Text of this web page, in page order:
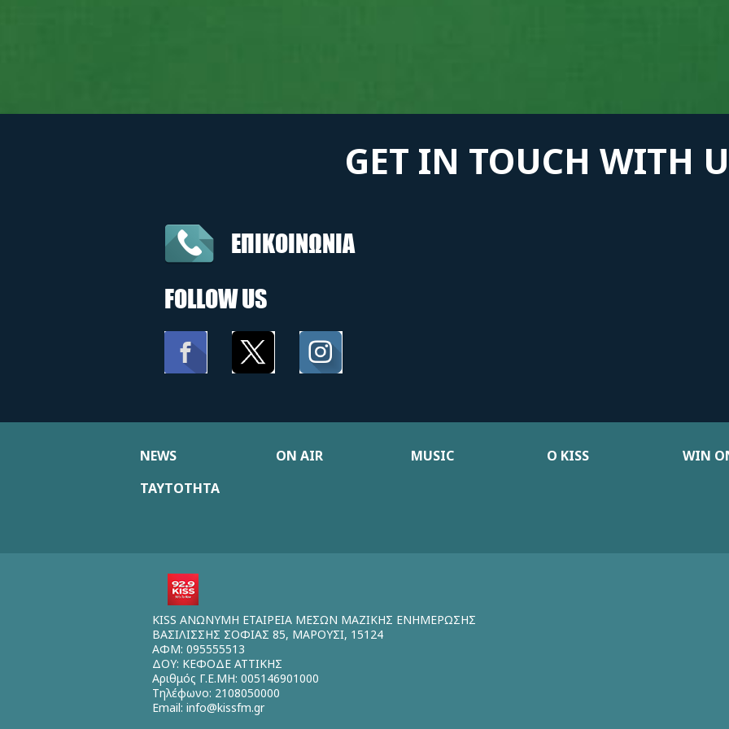
GET IN TOUCH WITH
ΕΠΙΚΟΙΝΩΝΙΑ
FOLLOW US
NEWS ON AIR MUSIC Ο KISS WIN
ΤΑΥΤΟΤΗΤΑ
KISS ΑΝΩΝΥΜΗ ΕΤΑΙΡΕΙΑ ΜΕΣΩΝ ΜΑΖΙΚΗΣ ΕΝΗΜΕΡΩΣΗΣ
ΒΑΣΙΛΙΣΣΗΣ ΣΟΦΙΑΣ 85, ΜΑΡΟΥΣΙ, 15124
ΑΦΜ: 095555513
ΔΟΥ: ΚΕΦΟΔΕ ΑΤΤΙΚΗΣ
Αριθμός Γ.Ε.ΜΗ: 005146901000
Τηλέφωνο: 2108050000
Email: info@kissfm.gr